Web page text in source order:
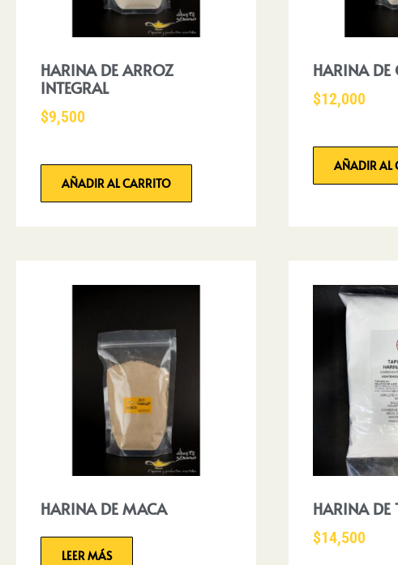
HARINA DE ARROZ
INTEGRAL
$9,500
AÑADIR AL CARRITO
HARINA DE
$12,000
AÑADIR AL
HARINA DE MACA
LEER MÁS
HARINA DE
$14,500